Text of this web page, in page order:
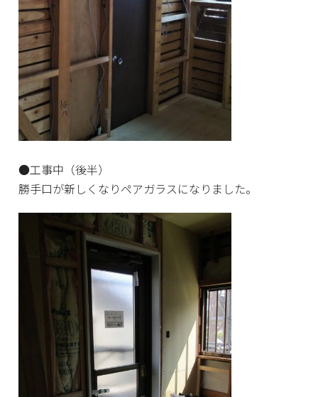
●工事中（後半）
勝手口が新しくなりペアガラスになりました。